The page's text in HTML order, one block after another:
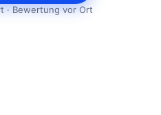
· Bewertung vor Ort